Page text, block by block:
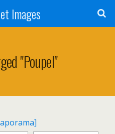
Images
"poupel"